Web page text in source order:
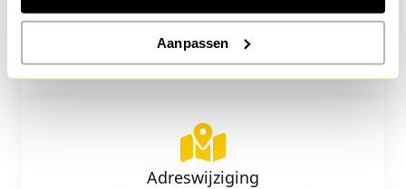
Aanpassen
door via mijnverzekeringsportaal.nl
Wijzig je voertuig
Adreswijziging